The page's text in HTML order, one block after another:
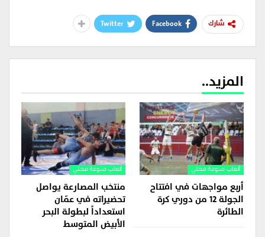
شارك Facebook
Twitter
المزيد..
ألعاب منوعة محلي
أربع مواجهات في افتتاح
الجولة 12 من دوري كرة
الطائرة
ألعاب منوعة محلي
منتخب المصارعة يواصل
تحضيراته في عمّان
استعداداً لبطولة البحر
الأبيض المتوسط